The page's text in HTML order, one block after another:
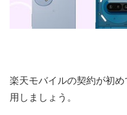
楽天モバイルの契約が初
用しましょう。